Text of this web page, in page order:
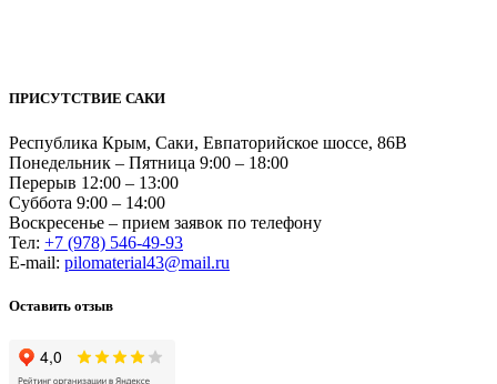
ПРИСУТСТВИЕ САКИ
Республика Крым, Саки, Евпаторийское шоссе, 86В
Понедельник – Пятница 9:00 – 18:00
Перерыв 12:00 – 13:00
Суббота 9:00 – 14:00
Воскресенье – прием заявок по телефону
Тел: +7 (978) 546-49-93
Е-mail: pilomaterial43@mail.ru
Оставить отзыв